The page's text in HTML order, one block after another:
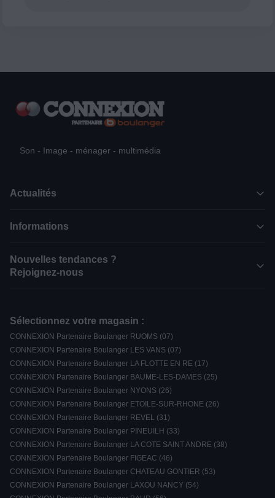
Son - Image - ménager - multimédia
Actualités
Informations
Nouvelles tendances ?
Rejoignez-nous
Sélectionnez votre magasin :
CONNEXION Partenaire Boulanger RUOMS (07)
CONNEXION Partenaire Boulanger LES VANS (07)
CONNEXION Partenaire Boulanger LA FLOTTE EN RE (17)
CONNEXION Partenaire Boulanger BAUME-LES-DAMES (25)
CONNEXION Partenaire Boulanger NYONS (26)
CONNEXION Partenaire Boulanger ETOILE-SUR-RHONE (26)
CONNEXION Partenaire Boulanger REVEL (31)
CONNEXION Partenaire Boulanger PINEUILH (33)
CONNEXION Partenaire Boulanger LA COTE SAINT ANDRE (38)
CONNEXION Partenaire Boulanger FIGEAC (46)
CONNEXION Partenaire Boulanger CHATEAU GONTIER (53)
CONNEXION Partenaire Boulanger LAXOU NANCY (54)